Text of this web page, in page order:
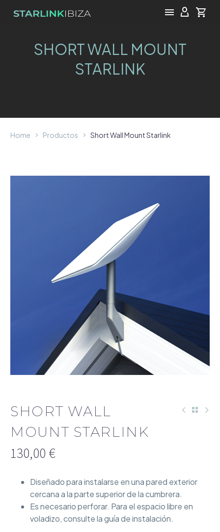
SHORT WALL MOUNT
STARLINK
Home Productos Short Wall Mount Starlink
SHORT WALL
MOUNT STARLINK
130,00 €
Diseñado para instalarse en una pared exterior
cercana a la parte superior de la cumbrera.
Es necesario perforar. Para el espacio libre en
voladizo, consulte la guía de instalación.